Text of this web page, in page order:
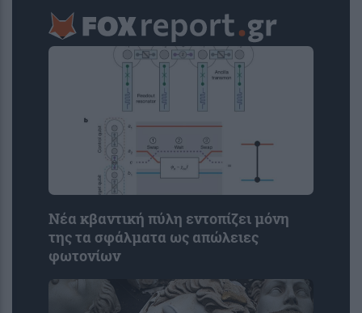
Νέα κβαντική πύλη εντοπίζει μόνη
της τα σφάλματα ως απώλειες
φωτονίων